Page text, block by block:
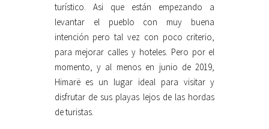
turístico. Asi que están empezando a
levantar el pueblo con muy buena
intención pero tal vez con poco criterio,
para mejorar calles y hoteles. Pero por el
momento, y al menos en junio de 2019,
Himarë es un lugar ideal para visitar y
disfrutar de sus playas lejos de las hordas
de turistas.